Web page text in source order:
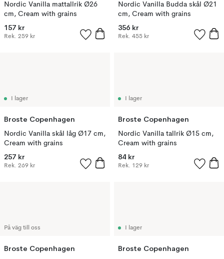
Nordic Vanilla mattallrik Ø26
cm, Cream with grains
157 kr
Rek. 259 kr
Nordic Vanilla Budda skål Ø21
cm, Cream with grains
356 kr
Rek. 455 kr
I lager
Broste Copenhagen
Nordic Vanilla skål låg Ø17 cm,
Cream with grains
257 kr
Rek. 269 kr
I lager
Broste Copenhagen
Nordic Vanilla tallrik Ø15 cm,
Cream with grains
84 kr
Rek. 129 kr
På väg till oss
Broste Copenhagen
I lager
Broste Copenhagen